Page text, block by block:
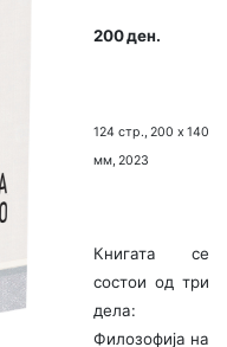
200 ден.
124 стр., 200 х 140
мм, 2023
Книгата се
состои од три
дела:
Филозофија на